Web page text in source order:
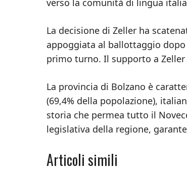
La decisione di Zeller ha
appoggiata al ballottaggio dopo
primo turno. Il supporto a Zeller
La provincia di Bolzano è
(69,4% della popolazione),
storia che permea tutto il
legislativa della regione,
Articoli simili